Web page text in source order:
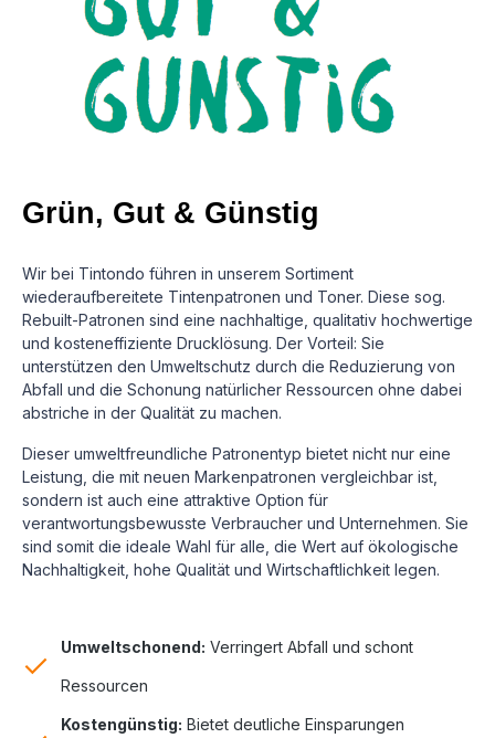
Grün, Gut & Günstig
Wir bei Tintondo führen in unserem Sortiment
wiederaufbereitete Tintenpatronen und Toner. Diese sog.
Rebuilt-Patronen sind eine nachhaltige, qualitativ hochwertige
und kosteneffiziente Drucklösung. Der Vorteil: Sie
unterstützen den Umweltschutz durch die Reduzierung von
Abfall und die Schonung natürlicher Ressourcen ohne dabei
abstriche in der Qualität zu machen.
Dieser umweltfreundliche Patronentyp bietet nicht nur eine
Leistung, die mit neuen Markenpatronen vergleichbar ist,
sondern ist auch eine attraktive Option für
verantwortungsbewusste Verbraucher und Unternehmen. Sie
sind somit die ideale Wahl für alle, die Wert auf ökologische
Nachhaltigkeit, hohe Qualität und Wirtschaftlichkeit legen.
Umweltschonend: Verringert Abfall und schont
Ressourcen
Kostengünstig: Bietet deutliche Einsparungen